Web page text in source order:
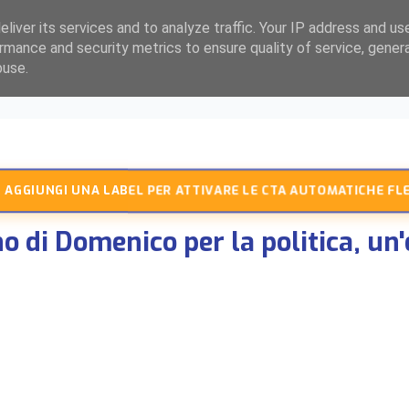
UNA LABEL PER ATTIVARE LE CTA AUTOMATICHE
di Domenico per la politica,
its services and to analyze traffic. Your IP address and
and security metrics to ensure quality of service,